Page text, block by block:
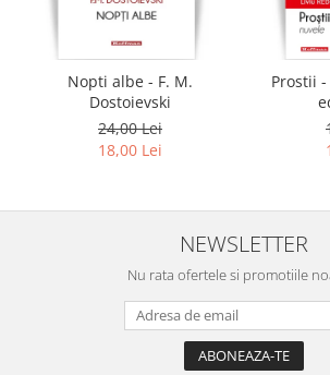
Nopti albe - F. M.
Dostoievski
24,00 Lei
18,00 Lei
Prostii
NEWSLETTER
Nu rata ofertele si promotiile